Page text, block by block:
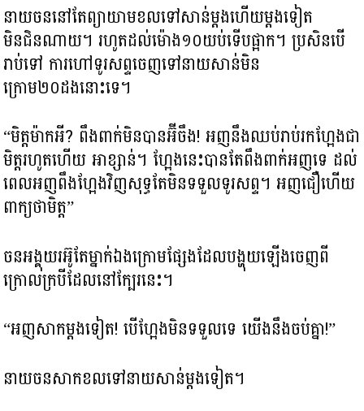
នាយចននៅតែព្យាយាមខលទៅសាន់ម្តងហើយម្តងទៀត
មិនជិនណាយ។ រហូតដល់ម៉ោង១០យប់ទើបផ្អាក។ ប្រសិនបើ
រាប់ទៅ ការហៅទូរសព្ទចេញទៅនាយសាន់មិន
ក្រោម២០ដងនោះទេ។
“មិត្តម៉ាកអី? ពឹងពាក់មិនបានអ៊ីចឹង! អញនឹងឈប់រាប់រកហ្អែងជា
មិត្តរហូតហើយ អាខ្សាន់។ ហ្អែងនេះបានតែពឹងពាក់អញទេ ដល់
ពេលអញពឹងហ្អែងវិញសុទ្ធតែមិនទទួលទូរសព្ទ។ អញជឿហើយ
ពាក្យថាមិត្ត”
ចនអង្គុយរអ៊ូតែម្នាក់ឯងក្រោមផ្សែងដែលបង្ហុយឡើងចេញពី
ក្រោលក្របីដែលនៅក្បែរនេះ។
“អញសាកម្តងទៀត! បើហ្អែងមិនទទួលទេ យើងនឹងចប់គ្នា!”
នាយចនសាកខលទៅនាយសាន់ម្តងទៀត។